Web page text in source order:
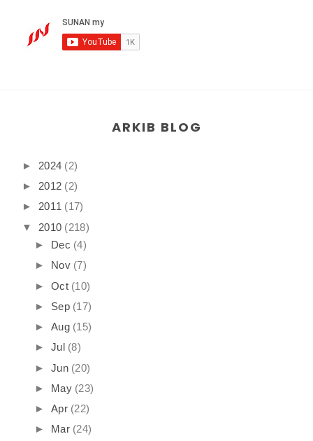
ARKIB BLOG
► 2024 (2)
► 2012 (2)
► 2011 (17)
▼ 2010 (218)
► Dec (4)
► Nov (7)
► Oct (10)
► Sep (17)
► Aug (15)
► Jul (8)
► Jun (20)
► May (23)
► Apr (22)
► Mar (24)